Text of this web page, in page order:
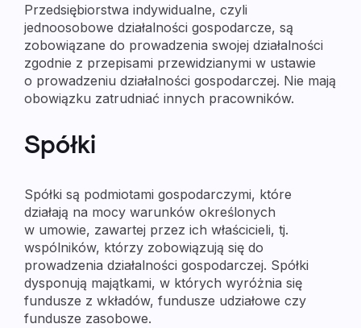
Przedsiębiorstwa indywidualne, czyli
jednoosobowe działalności gospodarcze, są
zobowiązane do prowadzenia swojej działalności
zgodnie z przepisami przewidzianymi w ustawie
o prowadzeniu działalności gospodarczej. Nie mają
obowiązku zatrudniać innych pracowników.
Spółki
Spółki są podmiotami gospodarczymi, które
działają na mocy warunków określonych
w umowie, zawartej przez ich właścicieli, tj.
wspólników, którzy zobowiązują się do
prowadzenia działalności gospodarczej. Spółki
dysponują majątkami, w których wyróżnia się
fundusze z wkładów, fundusze udziałowe czy
fundusze zasobowe.